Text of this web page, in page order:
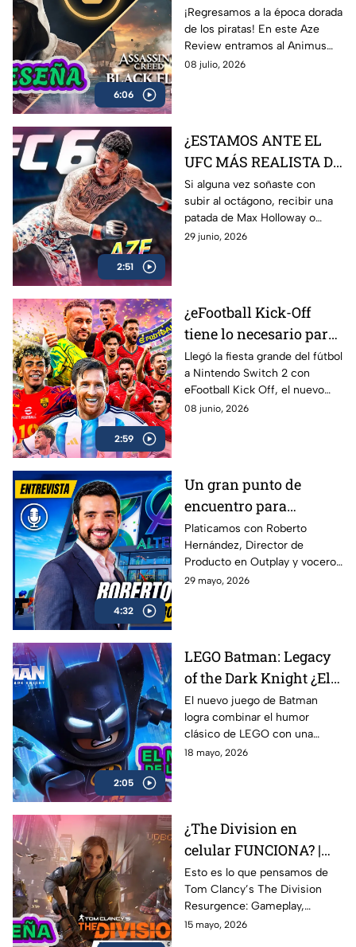
6:06
regresó? 🏴‍☠️ | Reseña
Black Flag Resynced |
AZE Review
¡Regresamos a la época dorada
de los piratas! En este Aze
Review entramos al Animus
para analizar a fondo
08 julio, 2026
2:51
¿ESTAMOS ANTE EL
UFC MÁS REALISTA DE
LA HISTORIA? EA
Sports UFC 6 | AZE
Review
Si alguna vez soñaste con
subir al octágono, recibir una
patada de Max Holloway o
Islam Makhachev y sobrevivir
29 junio, 2026
2:59
¿eFootball Kick-Off
tiene lo necesario para
marcar el gol de la
temporada? | AZE
Review
Llegó la fiesta grande del fútbol
a Nintendo Switch 2 con
eFootball Kick Off, el nuevo
juego de Konami que busca
08 junio, 2026
4:32
Un gran punto de
encuentro para
conectar con más
gamers | Entrevista con
Roberto Hernández
Platicamos con Roberto
Hernández, Director de
Producto en Outplay y vocero
de Alternia, sobre el
cómo Alternia busca redefinir
el entretenimiento para las
nuevas generaciones
29 mayo, 2026
2:05
LEGO Batman: Legacy
of the Dark Knight ¿El
mejor de la franqucia? |
AZE REVIEW
El nuevo juego de Batman
logra combinar el humor
clásico de LEGO con una
aventura llena de acción,
18 mayo, 2026
¿The Division en
celular FUNCIONA? |
Probamos Tom
Clancy's The Division
Resurgence AZE
Review
Esto es lo que pensamos de
Tom Clancy’s The Division
Resurgence: Gameplay,
gráficos, combate, mundo
15 mayo, 2026